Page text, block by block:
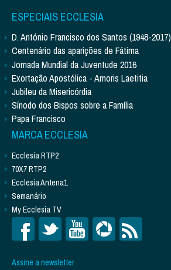
ESPECIAIS ECCLESIA
D. António Francisco dos Santos (1948-2017)
Centenário das aparições de Fátima
Jornada Mundial da Juventude 2016
Exortação Apostólica - Amoris Laetitia
Jubileu da Misericórdia
Sínodo dos Bispos sobre a Família
Papa Francisco
MARCA ECCLESIA
Ecclesia RTP2
70X7 RTP2
Ecclesia Antena1
Semanário
My Ecclesia TV
Assine a newsletter